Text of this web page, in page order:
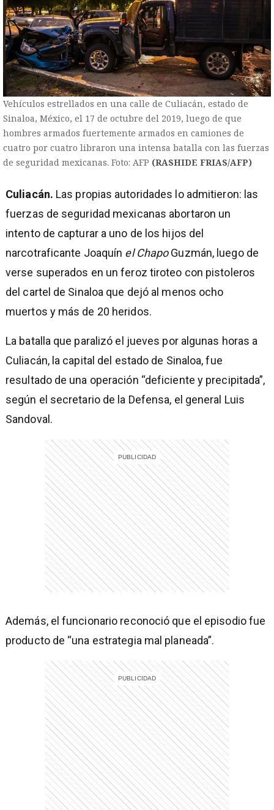
Vehículos estrellados en una calle de Culiacán, estado de
Sinaloa, México, el 17 de octubre del 2019, luego de que
hombres armados fuertemente armados en camiones de
cuatro por cuatro libraron una intensa batalla con las fuerzas
de seguridad mexicanas. Foto: AFP (RASHIDE FRIAS/AFP)
Culiacán. Las propias autoridades lo admitieron: las
fuerzas de seguridad mexicanas abortaron un
intento de capturar a uno de los hijos del
narcotraficante Joaquín el ChapoGuzmán, luego de
verse superados en un feroz tiroteo con pistoleros
del cartel de Sinaloa que dejó al menos ocho
muertos y más de 20 heridos.
La batalla que paralizó el jueves por algunas horas a
Culiacán, la capital del estado de Sinaloa, fue
resultado de una operación “deficiente y precipitada”,
según el secretario de la Defensa, el general Luis
Sandoval.
Además, el funcionario reconoció que el episodio fue
producto de “una estrategia mal planeada”.